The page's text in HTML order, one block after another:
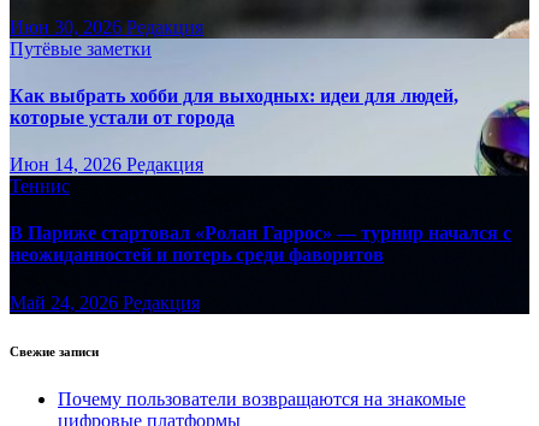
Июн 30, 2026 Редакция
Путёвые заметки
Как выбрать хобби для выходных: идеи для людей,
которые устали от города
Июн 14, 2026 Редакция
Теннис
В Париже стартовал «Ролан Гаррос» — турнир начался с
неожиданностей и потерь среди фаворитов
Май 24, 2026 Редакция
Свежие записи
Почему пользователи возвращаются на знакомые
цифровые платформы